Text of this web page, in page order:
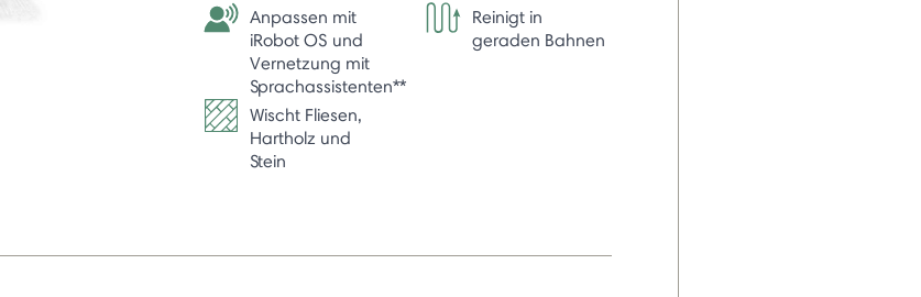
Anpassen mit
iRobot OS und
Vernetzung mit
Sprachassistenten**
Reinigt in
geraden Bahnen
Wischt Fliesen,
Hartholz und
Stein